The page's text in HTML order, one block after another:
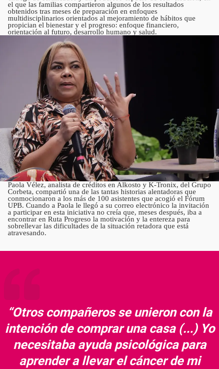
el que las familias compartieron algunos de los resultados
obtenidos tras meses de preparación en enfoques
multidisciplinarios orientados al mejoramiento de hábitos que
propician el bienestar y el progreso: enfoque financiero,
orientación al futuro, desarrollo humano y salud.
Paola Vélez, analista de créditos en Alkosto y K-Tronix, del Grupo
Corbeta, compartió una de las tantas historias alentadoras que
conmocionaron a los más de 100 asistentes que acogió el Fórum
UPB. Cuando a Paola le llegó a su correo electrónico la invitación
a participar en esta iniciativa no creía que, meses después, iba a
encontrar en Ruta Progreso la motivación y la entereza para
sobrellevar las dificultades de la situación retadora que está
atravesando.
“Otros compañeros se unieron con la
intención de comprar una casa (...) Yo
necesitaba ayuda psicológica para
aprender a llevar el cáncer de mi